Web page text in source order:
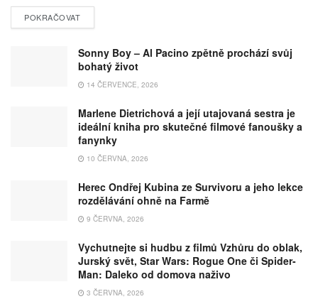
POKRAČOVAT
Sonny Boy – Al Pacino zpětně prochází svůj
bohatý život
14 ČERVENCE, 2026
Marlene Dietrichová a její utajovaná sestra je
ideální kniha pro skutečné filmové fanoušky a
fanynky
10 ČERVNA, 2026
Herec Ondřej Kubina ze Survivoru a jeho lekce
rozdělávání ohně na Farmě
9 ČERVNA, 2026
Vychutnejte si hudbu z filmů Vzhůru do oblak,
Jurský svět, Star Wars: Rogue One či Spider-
Man: Daleko od domova naživo
3 ČERVNA, 2026